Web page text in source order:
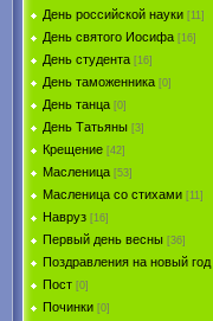
День российской науки [11]
День святого Иосифа [16]
День студента [16]
День таможенника [0]
День танца [0]
День Татьяны [3]
Крещение [42]
Масленица [53]
Масленица со стихами [11]
Навруз [16]
Первый день весны [36]
Поздравления на новый год
Пост [0]
Починки [0]